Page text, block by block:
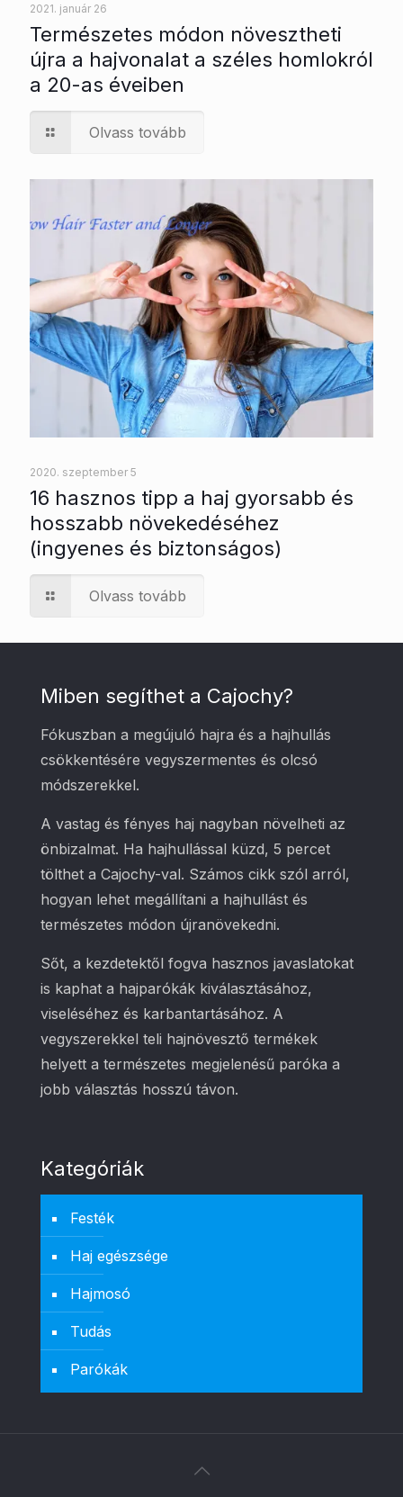
2021. január 26
Természetes módon növesztheti
újra a hajvonalat a széles homlokról
a 20-as éveiben
Olvass tovább
2020. szeptember 5
16 hasznos tipp a haj gyorsabb és
hosszabb növekedéséhez
(ingyenes és biztonságos)
Olvass tovább
Miben segíthet a Cajochy?
Fókuszban a megújuló hajra és a hajhullás
csökkentésére vegyszermentes és olcsó
módszerekkel.
A vastag és fényes haj nagyban növelheti az
önbizalmat. Ha hajhullással küzd, 5 percet
tölthet a Cajochy-val. Számos cikk szól arról,
hogyan lehet megállítani a hajhullást és
természetes módon újranövekedni.
Sőt, a kezdetektől fogva hasznos javaslatokat
is kaphat a hajparókák kiválasztásához,
viseléséhez és karbantartásához. A
vegyszerekkel teli hajnövesztő termékek
helyett a természetes megjelenésű paróka a
jobb választás hosszú távon.
Kategóriák
Festék
Haj egészsége
Hajmosó
Tudás
Parókák